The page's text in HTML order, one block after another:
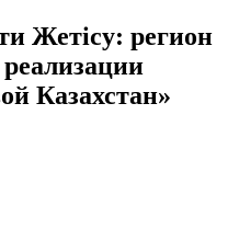
Жетісу: регион
Казахстан»